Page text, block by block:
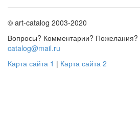
© art-catalog 2003-2020
Вопросы? Комментарии?
catalog@mail.ru
Карта сайта 1 | Карта сайта 2